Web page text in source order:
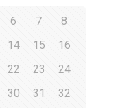
6 7
8
14 15
16
22 23
24
30 31
32